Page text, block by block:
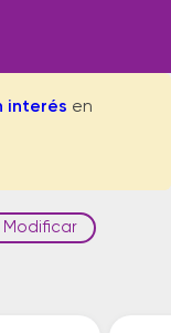
interés en
Modificar